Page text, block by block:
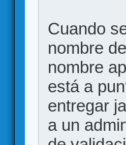
Cuando
nombre
nombre
está a
entregar
a un